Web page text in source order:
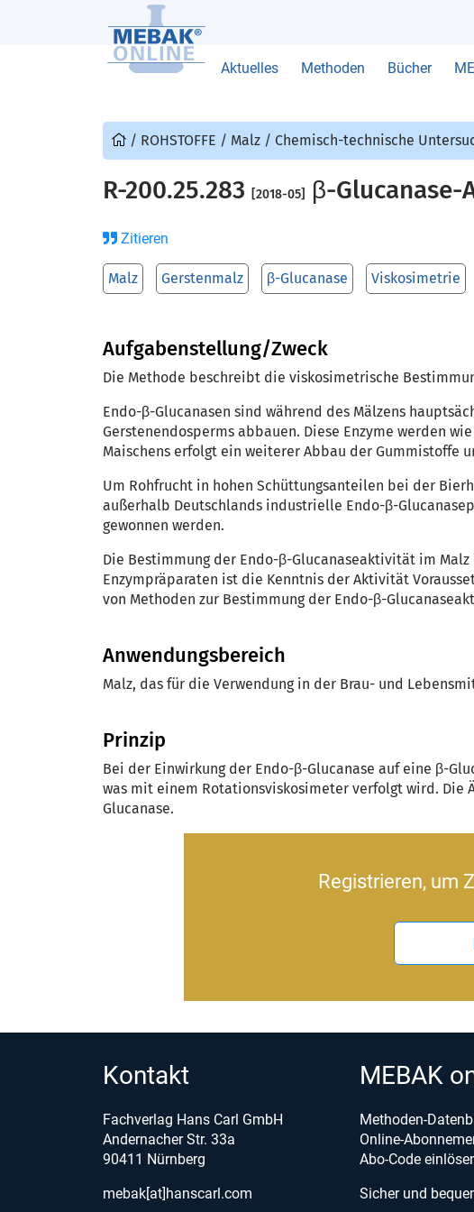
Aktuelles Methoden Bücher
/ ROHSTOFFE / Malz / Chemisch-technische
R-200.25.283 [2018-05] β-
Zitieren
Malz Gerstenmalz β-Glucanase Viskosimetrie
Aufgabenstellung/Zweck
Die Methode beschreibt die viskosimetrische
Endo-β-Glucanasen sind während des Mälzens
Gerstenendosperms abbauen. Diese Enzyme werden
Maischens erfolgt ein weiterer Abbau der Gummistoffe
Um Rohfrucht in hohen Schüttungsanteilen bei der
außerhalb Deutschlands industrielle Endo-β-
gewonnen werden.
Die Bestimmung der Endo-β-Glucanaseaktivität im
Enzympräparaten ist die Kenntnis der Aktivität
von Methoden zur Bestimmung der Endo-β-
Anwendungsbereich
Malz, das für die Verwendung in der Brau- und
Prinzip
Bei der Einwirkung der Endo-β-Glucanase auf eine β-
was mit einem Rotationsviskosimeter verfolgt wird. Die
Glucanase.
Registrieren, um
Kontakt
Fachverlag Hans Carl GmbH
Andernacher Str. 33a
90411 Nürnberg
mebak[at]hanscarl.com
MEBAK
Methoden-
Online-
Abo-Code
Sicher und